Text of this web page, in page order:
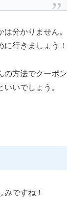
分かりません。
行きましょう！
の方法でクーポン
いでしょう。
ですね！